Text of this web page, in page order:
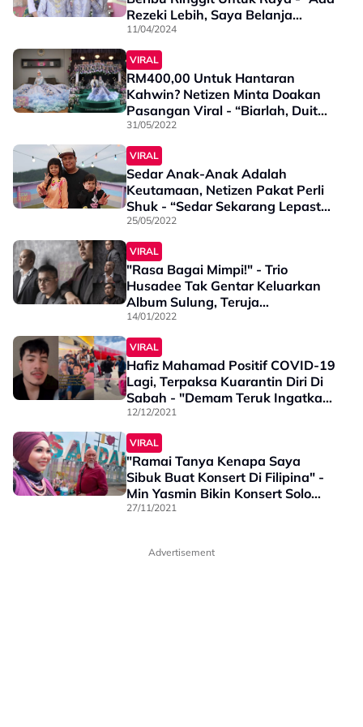
Rezeki Lebih, Saya Belanja
Keluarga Balik Sandakan”
11/04/2024
VIRAL
RM400,00 Untuk Hantaran
Kahwin? Netizen Minta Doakan
Pasangan Viral - “Biarlah, Duit
Dorang Juga Kan”
31/05/2022
VIRAL
Sedar Anak-Anak Adalah
Keutamaan, Netizen Pakat Perli
Shuk - “Sedar Sekarang Lepastu
Buat Balik”
25/05/2022
VIRAL
"Rasa Bagai Mimpi!" - Trio
Husadee Tak Gentar Keluarkan
Album Sulung, Teruja
Bekerjasama Dengan Julfekar
14/01/2022
VIRAL
Hafiz Mahamad Positif COVID-19
Lagi, Terpaksa Kuarantin Diri Di
Sabah - "Demam Teruk Ingatkan
Sebab Hujan Tapi..."
12/12/2021
VIRAL
"Ramai Tanya Kenapa Saya
Sibuk Buat Konsert Di Filipina" -
Min Yasmin Bikin Konsert Solo
Pertama Di Sabah
27/11/2021
Advertisement